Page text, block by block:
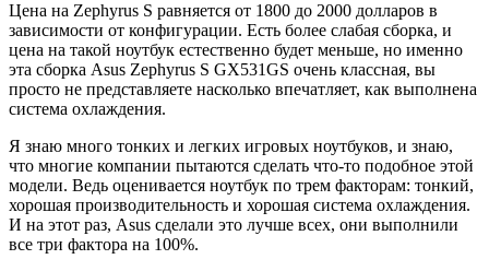
Цена на Zephyrus S равняется от 1800 до 2000 долларов в
зависимости от конфигурации. Есть более слабая сборка, и
цена на такой ноутбук естественно будет меньше, но именно
эта сборка Asus Zephyrus S GX531GS очень классная, вы
просто не представляете насколько впечатляет, как выполнена
система охлаждения.
Я знаю много тонких и легких игровых ноутбуков, и знаю,
что многие компании пытаются сделать что-то подобное этой
модели. Ведь оценивается ноутбук по трем факторам: тонкий,
хорошая производительность и хорошая система охлаждения.
И на этот раз, Asus сделали это лучше всех, они выполнили
все три фактора на 100%.